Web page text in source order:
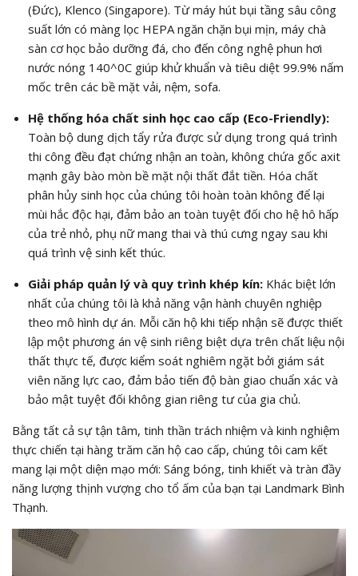
(Đức), Klenco (Singapore). Từ máy hút bụi tầng sâu công
suất lớn có màng lọc HEPA ngăn chặn bụi mịn, máy chà
sàn cơ học bảo dưỡng đá, cho đến công nghệ phun hơi
nước nóng 140^0Cgiúp khử khuẩn và tiêu diệt 99.9% nấm
mốc trên các bề mặt vải, nệm, sofa.
Hệ thống hóa chất sinh học cao cấp (Eco-Friendly):
Toàn bộ dung dịch tẩy rửa được sử dụng trong quá trình
thi công đều đạt chứng nhận an toàn, không chứa gốc axit
mạnh gây bào mòn bề mặt nội thất đắt tiền. Hóa chất
phân hủy sinh học của chúng tôi hoàn toàn không để lại
mùi hắc độc hại, đảm bảo an toàn tuyệt đối cho hệ hô hấp
của trẻ nhỏ, phụ nữ mang thai và thú cưng ngay sau khi
quá trình vệ sinh kết thúc.
Giải pháp quản lý và quy trình khép kín:Khác biệt lớn
nhất của chúng tôi là khả năng vận hành chuyên nghiệp
theo mô hình dự án. Mỗi căn hộ khi tiếp nhận sẽ được thiết
lập một phương án vệ sinh riêng biệt dựa trên chất liệu nội
thất thực tế, được kiểm soát nghiêm ngặt bởi giám sát
viên năng lực cao, đảm bảo tiến độ bàn giao chuẩn xác và
bảo mật tuyệt đối không gian riêng tư của gia chủ.
Bằng tất cả sự tận tâm, tinh thần trách nhiệm và kinh nghiệm
thực chiến tại hàng trăm căn hộ cao cấp, chúng tôi cam kết
mang lại một diện mạo mới: Sáng bóng, tinh khiết và tràn đầy
năng lượng thịnh vượng cho tổ ấm của bạn tại Landmark Bình
Thạnh.